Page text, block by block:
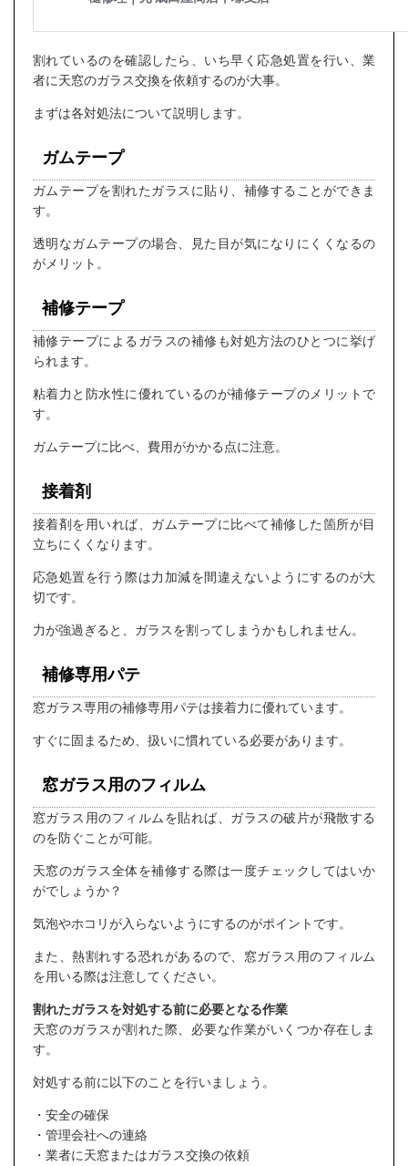
割れているのを確認したら、いち早く応急処置を行い、業
者に天窓のガラス交換を依頼するのが大事。
まずは各対処法について説明します。
ガムテープ
ガムテープを割れたガラスに貼り、補修することができま
す。
透明なガムテープの場合、見た目が気になりにくくなるの
がメリット。
補修テープ
補修テープによるガラスの補修も対処方法のひとつに挙げ
られます。
粘着力と防水性に優れているのが補修テープのメリットで
す。
ガムテープに比べ、費用がかかる点に注意。
接着剤
接着剤を用いれば、ガムテープに比べて補修した箇所が目
立ちにくくなります。
応急処置を行う際は力加減を間違えないようにするのが大
切です。
力が強過ぎると、ガラスを割ってしまうかもしれません。
補修専用パテ
窓ガラス専用の補修専用パテは接着力に優れています。
すぐに固まるため、扱いに慣れている必要があります。
窓ガラス用のフィルム
窓ガラス用のフィルムを貼れば、ガラスの破片が飛散する
のを防ぐことが可能。
天窓のガラス全体を補修する際は一度チェックしてはいか
がでしょうか？
気泡やホコリが入らないようにするのがポイントです。
また、熱割れする恐れがあるので、窓ガラス用のフィルム
を用いる際は注意してください。
割れたガラスを対処する前に必要となる作業
天窓のガラスが割れた際、必要な作業がいくつか存在しま
す。
対処する前に以下のことを行いましょう。
・安全の確保
・管理会社への連絡
・業者に天窓またはガラス交換の依頼